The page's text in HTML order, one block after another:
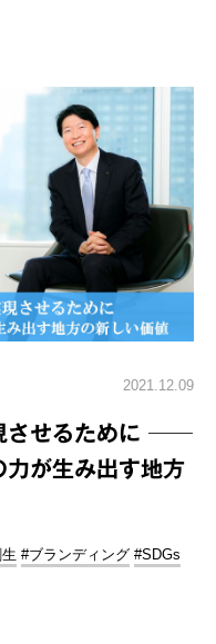
2021.12.09
させるために ──
力が生み出す地方
#ブランディング #SDGs